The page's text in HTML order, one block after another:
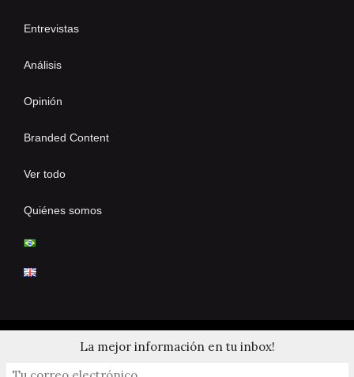
Entrevistas
Análisis
Opinión
Branded Content
Ver todo
Quiénes somos
© 2024 Copyrights by Clay Tennis. All Rights Reserved.
La mejor información en tu inbox!